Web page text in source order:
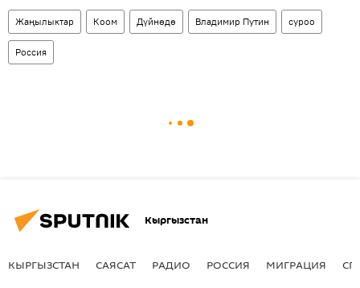
Жаңылыктар Коом Дүйнөдө Владимир Путин суроо
Россия
Кыргызстан
КЫРГЫЗСТАН САЯСАТ РАДИО РОССИЯ МИГРАЦИЯ